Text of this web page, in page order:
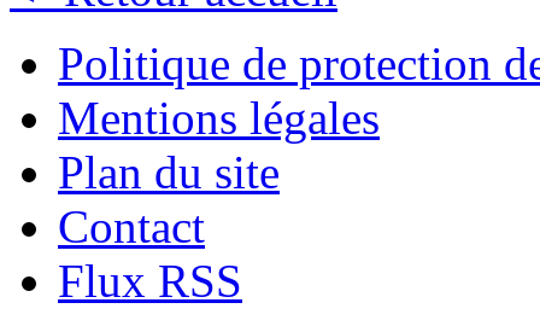
Politique de protection
Mentions légales
Plan du site
Contact
Flux RSS